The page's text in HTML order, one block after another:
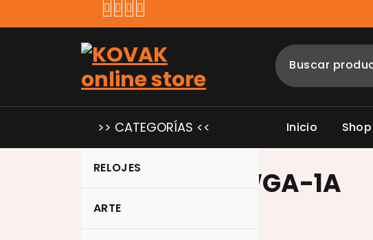
al
>> CATEGORÍAS <<
RELOJES
ARTE
Inicio Shop
Casio A178WGA-1A